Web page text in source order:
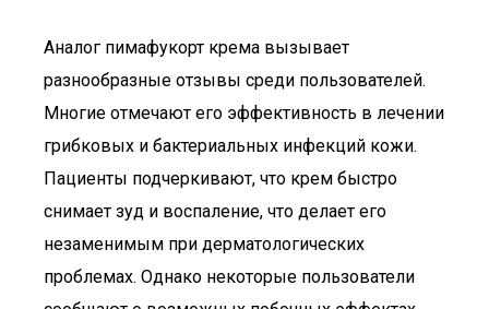
Аналог пимафукорт крема вызывает
разнообразные отзывы среди пользователей.
Многие отмечают его эффективность в лечении
грибковых и бактериальных инфекций кожи.
Пациенты подчеркивают, что крем быстро
снимает зуд и воспаление, что делает его
незаменимым при дерматологических
проблемах. Однако некоторые пользователи